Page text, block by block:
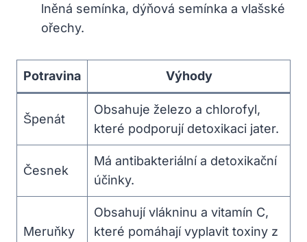
lněná semínka, dýňová semínka a vlašské
ořechy.
Potravina Výhody
Špenát
Obsahuje železo a chlorofyl,
které podporují detoxikaci jater.
Česnek
Má antibakteriální a detoxikační
účinky.
Meruňky
Obsahují vlákninu a vitamín C,
které pomáhají vyplavit toxiny z